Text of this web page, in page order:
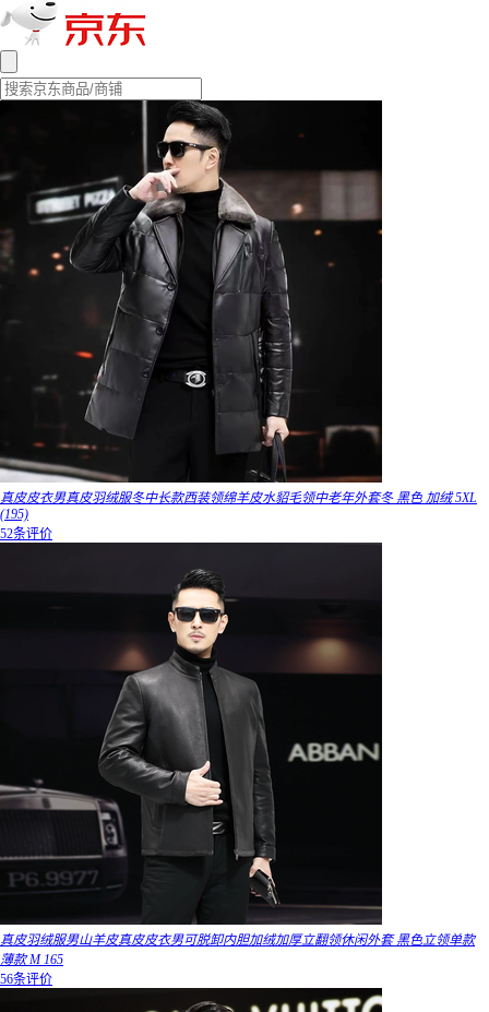
真皮皮衣男真皮羽绒服冬中长款西装领绵羊皮水貂毛领中老年外套冬 黑色 加绒 5XL
(195)
52条评价
真皮羽绒服男山羊皮真皮皮衣男可脱卸内胆加绒加厚立翻领休闲外套 黑色立领单款
薄款 M 165
56条评价